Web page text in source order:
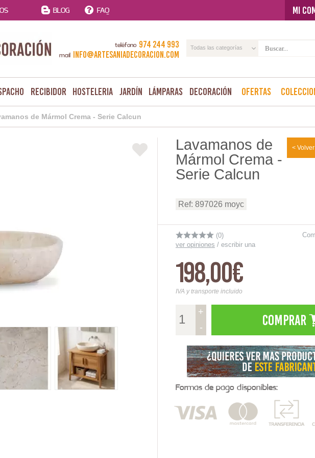
BLOG FAQ MI
teléfono 974 244 993
mail info@artesaniadecoracion.com
Todas las categorías
Recibidor Hosteleria Jardín Lámparas Decoración Ofertas
de Mármol Crema - Serie Calcun
<
Lavamanos de
Mármol Crema -
Serie Calcun
Ref: 897026 moyc
(0)
ver opiniones / escribir una
198,00€
IVA y transporte incluido
+
-
Comprar
Formas de pago disponibles: